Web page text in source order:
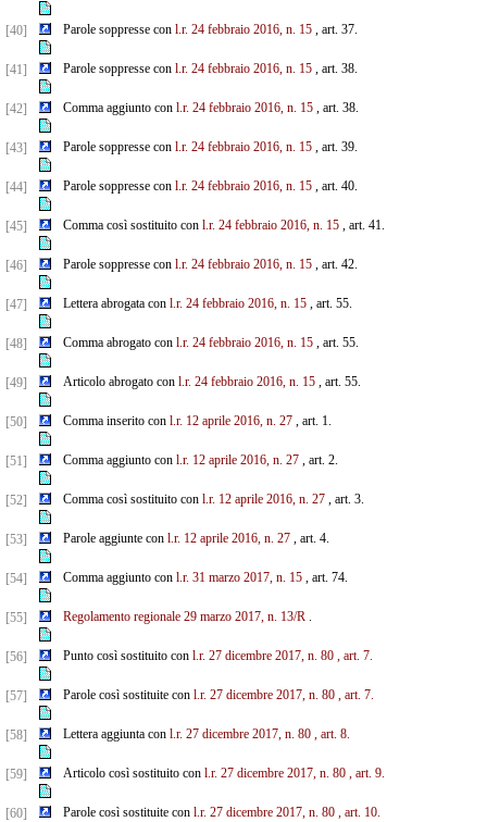
[40] Parole soppresse con l.r. 24 febbraio 2016, n. 15, art. 37.
[41] Parole soppresse con l.r. 24 febbraio 2016, n. 15, art. 38.
[42] Comma aggiunto con l.r. 24 febbraio 2016, n. 15, art. 38.
[43] Parole soppresse con l.r. 24 febbraio 2016, n. 15, art. 39.
[44] Parole soppresse con l.r. 24 febbraio 2016, n. 15, art. 40.
[45] Comma così sostituito con l.r. 24 febbraio 2016, n. 15, art. 41.
[46] Parole soppresse con l.r. 24 febbraio 2016, n. 15, art. 42.
[47] Lettera abrogata con l.r. 24 febbraio 2016, n. 15, art. 55.
[48] Comma abrogato con l.r. 24 febbraio 2016, n. 15, art. 55.
[49] Articolo abrogato con l.r. 24 febbraio 2016, n. 15, art. 55.
[50] Comma inserito con l.r. 12 aprile 2016, n. 27, art. 1.
[51] Comma aggiunto con l.r. 12 aprile 2016, n. 27, art. 2.
[52] Comma così sostituito con l.r. 12 aprile 2016, n. 27, art. 3.
[53] Parole aggiunte con l.r. 12 aprile 2016, n. 27, art. 4.
[54] Comma aggiunto con l.r. 31 marzo 2017, n. 15, art. 74.
[55] Regolamento regionale 29 marzo 2017, n. 13/R.
[56] Punto così sostituito con l.r. 27 dicembre 2017, n. 80 , art. 7.
[57] Parole così sostituite con l.r. 27 dicembre 2017, n. 80 , art. 7.
[58] Lettera aggiunta con l.r. 27 dicembre 2017, n. 80 , art. 8.
[59] Articolo così sostituito con l.r. 27 dicembre 2017, n. 80 , art. 9.
[60] Parole così sostituite con l.r. 27 dicembre 2017, n. 80 , art. 10.